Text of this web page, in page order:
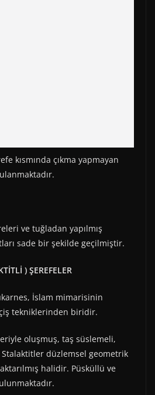
kısmında çıkma yapmayan
ve tuğladan yapılmış
sade bir şekilde geçilmiştir.
) ŞEREFELER
İslam mimarisinin
tekniklerinden biridir.
oluşmuş, taş süslemeli,
Stalaktitler düzlemsel geometrik
halidir. Püsküllü ve